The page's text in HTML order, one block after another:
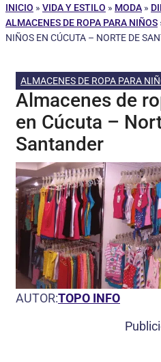
INICIO » VIDA Y ESTILO » MODA »
ALMACENES DE ROPA PARA NIÑOS
NIÑOS EN CÚCUTA – NORTE DE
ALMACENES DE ROPA PARA
Almacenes de
en Cúcuta –
Santander
AUTOR:TOPO INFO